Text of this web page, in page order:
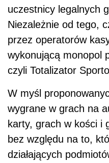
uczestnicy legalnych
Niezależnie od tego,
przez operatorów
wykonującą monopol
czyli Totalizator
W myśl
wygrane w grach na
karty, grach w kości i
bez względu na to,
działających